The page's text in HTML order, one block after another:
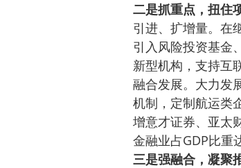
二是抓重点，扭住
引进、扩增量。在
引入风险投资基金
新型机构，支持互
融合发展。大力发
机制，定制航运类
增意才证券、亚太
金融业占GDP比重
三是强融合，凝聚